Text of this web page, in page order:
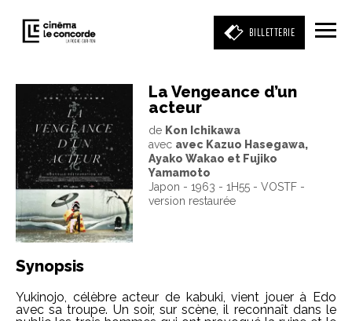
BILLETTERIE
Entrez votre mot clé
(film, réalisateur, acteur, événement)
La Vengeance d’un
acteur
de Kon Ichikawa
avec avec Kazuo Hasegawa,
Ayako Wakao et Fujiko
Yamamoto
Japon - 1963 - 1H55 - VOSTF -
version restaurée
Synopsis
Yukinojo, célèbre acteur de kabuki, vient jouer à Edo
avec sa troupe. Un soir, sur scène, il reconnaît dans le